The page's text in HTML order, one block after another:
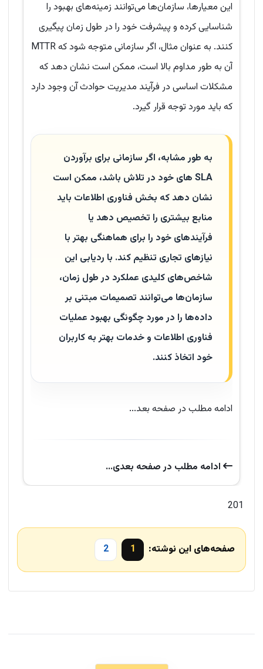
این معیارها، سازمان‌ها می‌توانند زمینه‌های بهبود را
شناسایی کرده و پیشرفت خود را در طول زمان پیگیری
کنند. به عنوان مثال، اگر سازمانی متوجه شود که MTTR
آن به طور مداوم بالا است، ممکن است نشان دهد که
مشکلات اساسی در فرآیند مدیریت حوادث آن وجود دارد
که باید مورد توجه قرار گیرد.
به طور مشابه، اگر سازمانی برای برآوردن
SLA های خود در تلاش باشد، ممکن است
نشان دهد که بخش فناوری اطلاعات باید
منابع بیشتری را تخصیص دهد یا
فرآیندهای خود را برای هماهنگی بهتر با
نیازهای تجاری تنظیم کند. با ردیابی این
شاخص‌های کلیدی عملکرد در طول زمان،
سازمان‌ها می‌توانند تصمیمات مبتنی بر
داده‌ها را در مورد چگونگی بهبود عملیات
فناوری اطلاعات و خدمات بهتر به کاربران
خود اتخاذ کنند.
ادامه مطلب در صفحه بعد...
ادامه‌ مطلب در صفحه‌ بعدی...
201
صفحه‌های این نوشته: 1
2